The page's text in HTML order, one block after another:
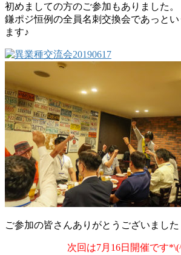
初めましての方のご参加もありました。
鎌ポジ恒例の全員名刺交換会であっと
ます♪
ご参加の皆さんありがとうございました
次回は7月16日開催です